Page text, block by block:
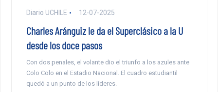
Diario UCHILE 12-07-2025
Charles Aránguiz le da el Superclásico a la U
desde los doce pasos
Con dos penales, el volante dio el triunfo a los azules ante
Colo Colo en el Estadio Nacional. El cuadro estudiantil
quedó a un punto de los líderes.